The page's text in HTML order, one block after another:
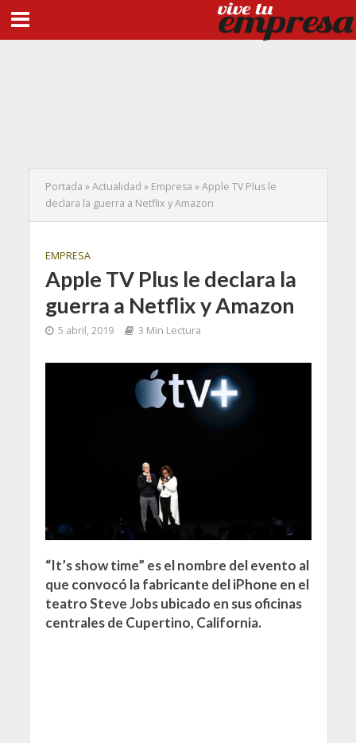
Portada »Actualidad » Empresa »Apple TV Plus le
declara la guerra a Netflix y Amazon
EMPRESA
Apple TV Plus le declara la
guerra a Netflix y Amazon
5 abril, 2019 3 Min Lectura
“It’s show time” es el nombre del evento al
que convocó la fabricante del iPhone en el
teatro Steve Jobs ubicado en sus oficinas
centrales de Cupertino, California.